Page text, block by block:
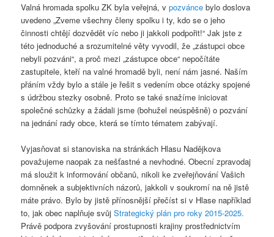
Valná hromada spolku ZK byla veřejná, vpozváncebylo doslova
uvedeno „Zveme všechny členy spolku i ty, kdo se o jeho
činnosti chtějí dozvědět víc nebo ji jakkoli podpořit!“ Jak jste z
této jednoduché a srozumitelné věty vyvodil, že „zástupci obce
nebyli pozváni“, a proč mezi „zástupce obce“ nepočítáte
zastupitele, kteří na valné hromadě byli, není nám jasné. Naším
přáním vždy bylo a stále je řešit s vedením obce otázky spojené
s údržbou stezky osobně. Proto se také snažíme iniciovat
společné schůzky a žádali jsme (bohužel neúspěšně) o pozvání
na jednání rady obce, která se tímto tématem zabývají.
Vyjasňovat si stanoviska na stránkách Hlasu Nadějkova
považujeme naopak za nešťastné a nevhodné. Obecní zpravodaj
má sloužit k informování občanů, nikoli ke zveřejňování Vašich
domněnek a subjektivních názorů, jakkoli v soukromí na ně jistě
máte právo. Bylo by jistě přínosnější přečíst si v Hlase například
to, jak obec naplňuje svůjStrategický plán pro roky 2015-2025.
Právě podpora zvyšování prostupnosti krajiny prostřednictvím